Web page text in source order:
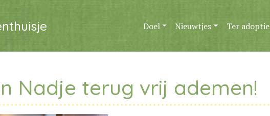
Doel Nieuwtjes Ter adoptie
Nadje terug vrij ademen!